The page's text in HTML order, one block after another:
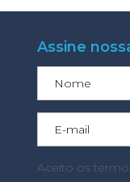
Assine
Aceito os